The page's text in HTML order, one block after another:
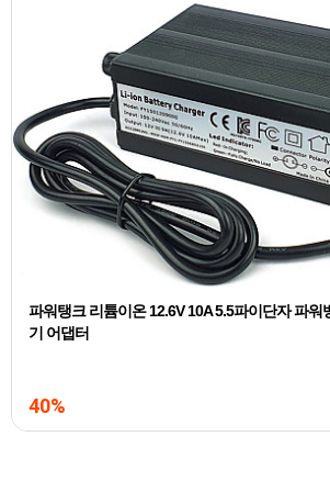
파워탱크 리튬이온 12.6V 10A 5.5파이단자 파워
기 어댑터
40%